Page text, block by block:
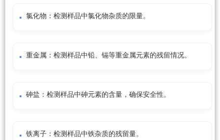
氯化物：检测样品中氯化物杂质的限量。
重金属：检测样品中铅、镉等重金属元素的残留情况。
砷盐：检测样品中砷元素的含量，确保安全性。
铁离子：检测样品中铁杂质的残留量。